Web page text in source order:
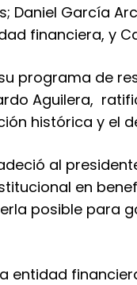
Daniel García
financiera, y
programa de
Aguilera,
histórica y el
al
en
posible para
entidad